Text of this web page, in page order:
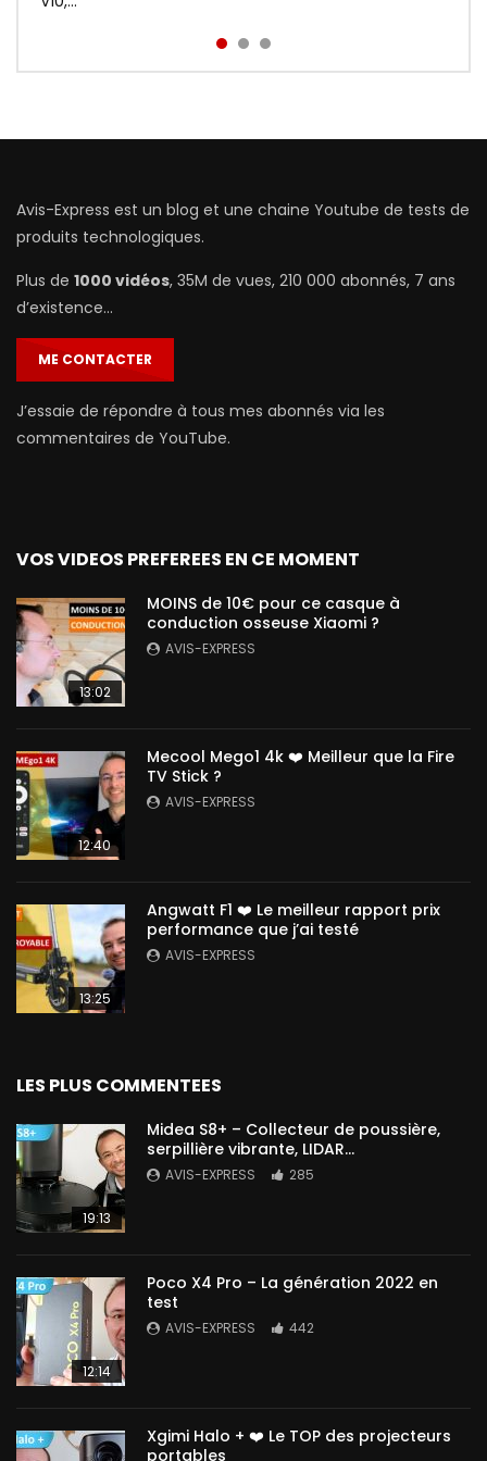
Avis-Express est un blog et une chaine Youtube de tests de
produits technologiques.
Plus de 1000 vidéos, 35M de vues, 210 000 abonnés, 7 ans
d’existence…
ME CONTACTER
J’essaie de répondre à tous mes abonnés via les
commentaires de YouTube.
VOS VIDEOS PREFEREES EN CE MOMENT
13:02
MOINS de 10€ pour ce casque à
conduction osseuse Xiaomi ?
AVIS-EXPRESS
12:40
Mecool Mego1 4k ❤️ Meilleur que la Fire
TV Stick ?
AVIS-EXPRESS
13:25
Angwatt F1 ❤️ Le meilleur rapport prix
performance que j’ai testé
AVIS-EXPRESS
LES PLUS COMMENTEES
19:13
Midea S8+ – Collecteur de poussière,
serpillière vibrante, LIDAR…
AVIS-EXPRESS 285
12:14
Poco X4 Pro – La génération 2022 en
test
AVIS-EXPRESS 442
Xgimi Halo + ❤️ Le TOP des projecteurs
portables